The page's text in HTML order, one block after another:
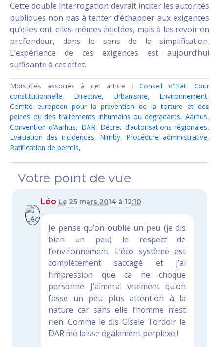
Cette double interrogation devrait inciter les autorités
publiques non pas à tenter d’échapper aux exigences
qu’elles ont-elles-mêmes édictées, mais à les revoir en
profondeur, dans le sens de la simplification.
L’expérience de ces exigences est aujourd’hui
suffisante à cet effet.
Mots-clés associés à cet article : Conseil d’Etat, Cour
constitutionnelle, Directive, Urbanisme, Environnement,
Comité européen pour la prévention de la torture et des
peines ou des traitements inhumains ou dégradants, Aarhus,
Convention d’Aarhus, DAR, Décret d’autorisations régionales,
Evaluation des incidences, Nimby, Procédure administrative,
Ratification de permis,
Votre point de vue
Léo Le 25 mars 2014 à 12:10
Je pense qu’on oublie un peu (je dis
bien un peu) le respect de
l’environnement. L’éco système est
complétement saccagé et j’ai
l’impression que ca ne choque
personne. J’aimerai vraiment qu’on
fasse un peu plus attention à la
nature car sans elle l’homme n’est
rien. Comme le dis Gisele Tordoir le
DAR me laisse également perplexe !